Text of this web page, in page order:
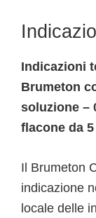
Indicazioni
Brumeton
soluzione –
flacone da
Il Brumeton
indicazione
locale delle